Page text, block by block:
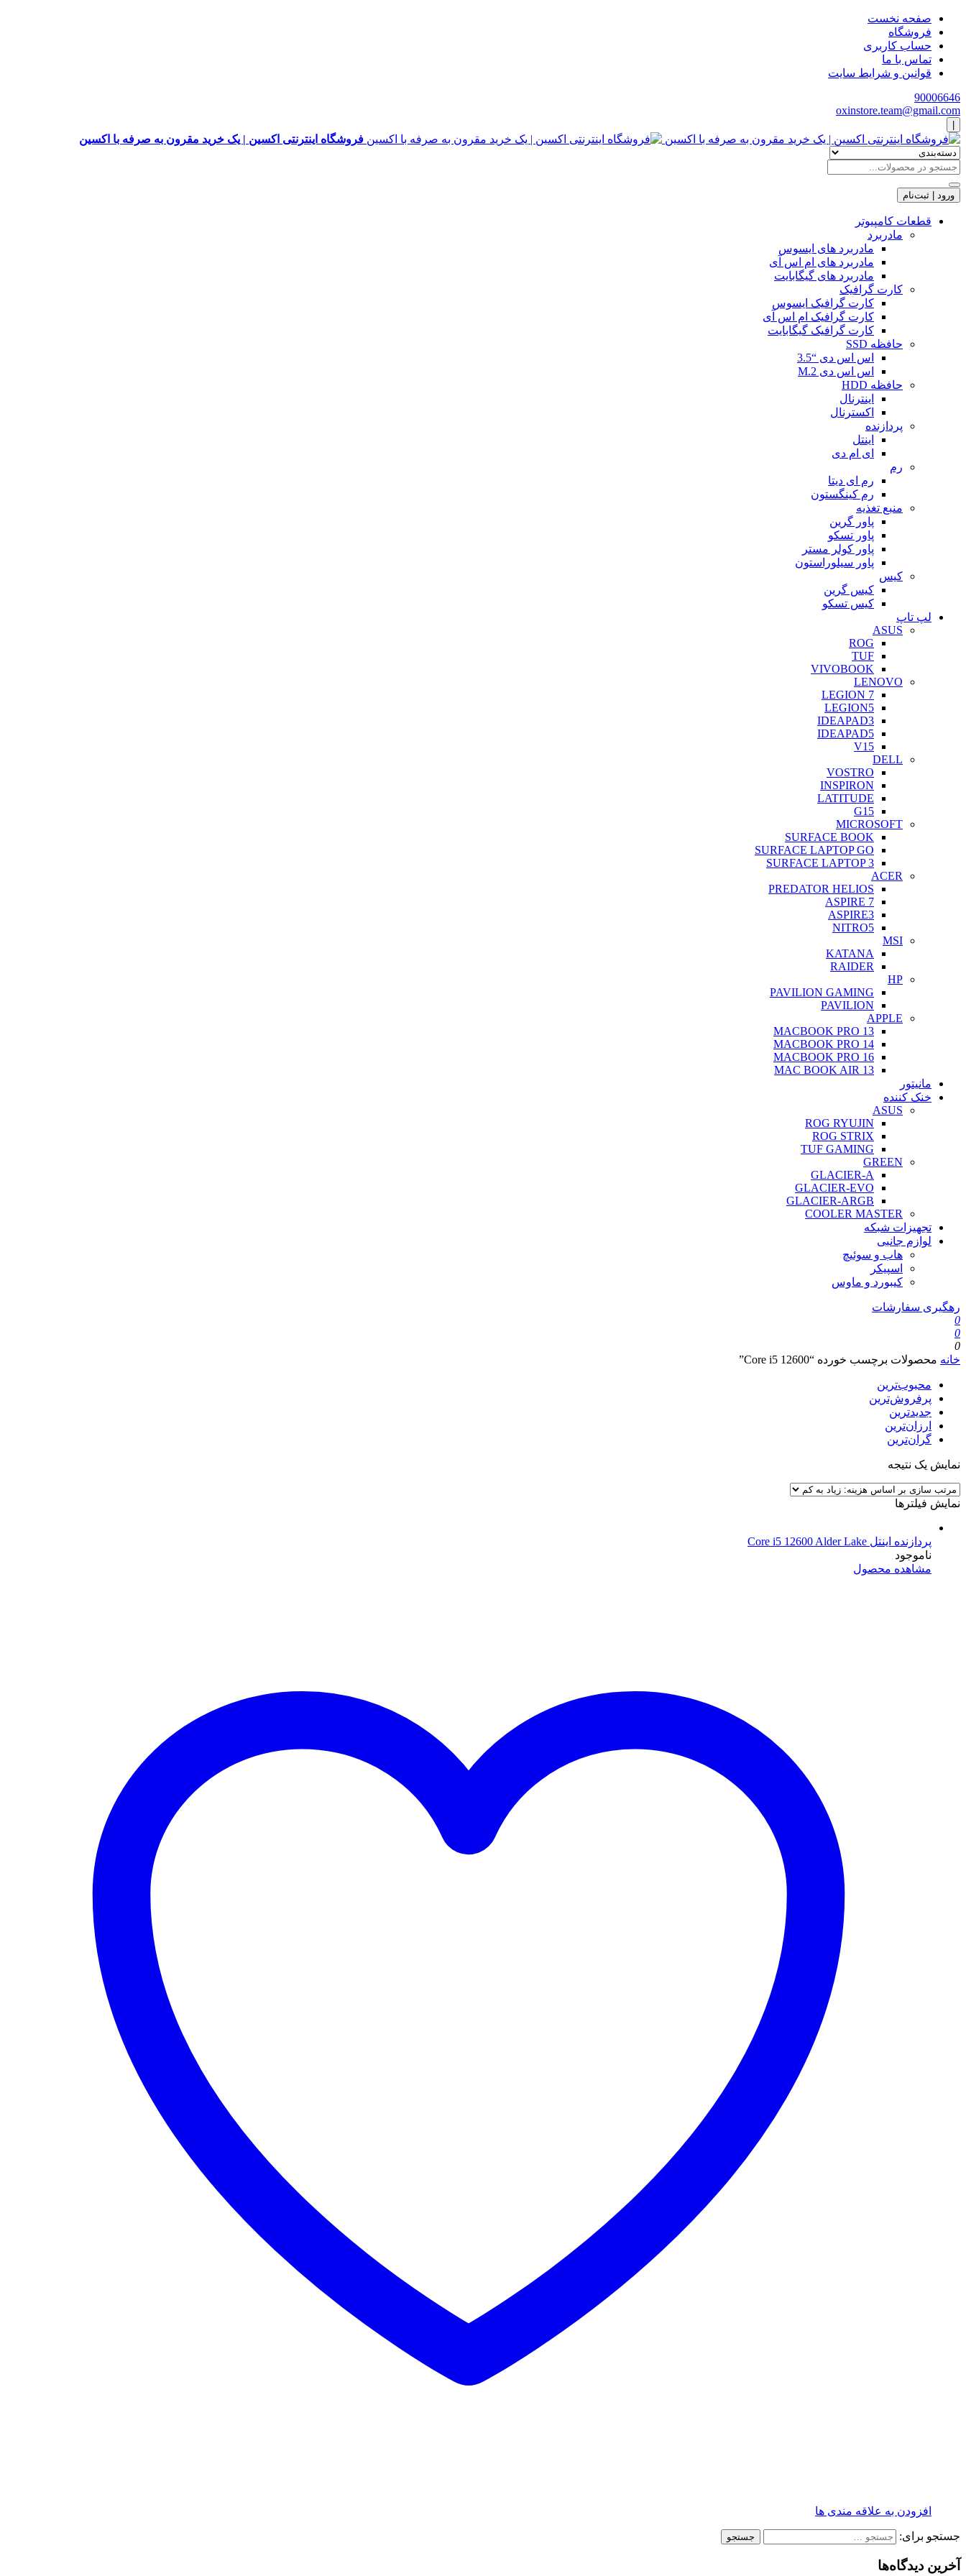
صفحه نخست
فروشگاه
حساب کاربری
تماس با ما
قوانین و شرایط سایت
90006646
oxinstore.team@gmail.com
فروشگاه اینترنتی اکسین | یک خرید مقرون به صرفه با اکسین
ورود | ثبت‌نام
قطعات کامپیوتر
مادربرد
مادربرد های ایسوس
مادربرد های ام اس آی
مادربرد های گیگابایت
کارت گرافیک
کارت گرافیک ایسوس
کارت گرافیک ام اس آی
کارت گرافیک گیگابایت
حافظه SSD
اس اس دی “3.5
اس اس دی M.2
حافظه HDD
اینترنال
اکسترنال
پردازنده
اینتل
ای ام دی
رم
رم ای دیتا
رم کینگستون
منبع تغذیه
پاور گرین
پاور تسکو
پاور کولر مستر
پاور سیلوراستون
کیس
کیس گرین
کیس تسکو
لپ تاپ
ASUS
ROG
TUF
VIVOBOOK
LENOVO
LEGION 7
LEGION5
IDEAPAD3
IDEAPAD5
V15
DELL
VOSTRO
INSPIRON
LATITUDE
G15
MICROSOFT
SURFACE BOOK
SURFACE LAPTOP GO
SURFACE LAPTOP 3
ACER
PREDATOR HELIOS
ASPIRE 7
ASPIRE3
NITRO5
MSI
KATANA
RAIDER
HP
PAVILION GAMING
PAVILION
APPLE
MACBOOK PRO 13
MACBOOK PRO 14
MACBOOK PRO 16
MAC BOOK AIR 13
مانیتور
خنک کننده
ASUS
ROG RYUJIN
ROG STRIX
TUF GAMING
GREEN
GLACIER-A
GLACIER-EVO
GLACIER-ARGB
COOLER MASTER
تجهیزات شبکه
لوازم جانبی
هاب و سوئیچ
اسپیکر
کیبورد و ماوس
رهگیری سفارشات
0
0
0
خانه محصولات برچسب خورده “Core i5 12600”
محبوب‌ترین
پرفروش‌ترین
جدیدترین
ارزان‌ترین
گران‌ترین
نمایش یک نتیجه
نمایش فیلترها
پردازنده اینتل Core i5 12600 Alder Lake
ناموجود
مشاهده محصول
افزودن به علاقه مندی ها
جستجو برای:
آخرین دیدگاه‌ها